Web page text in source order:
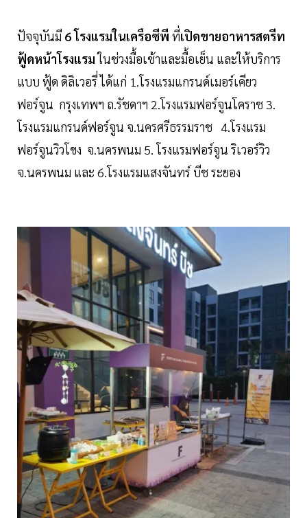
ปัจจุบันมี 6 โรงแรมในเครือซีพี ที่เปิดขายอาหารสตรีท
ฟู้ดหน้าโรงแรมในช่วงมื้อเช้าและมื้อเย็น และให้บริการ
แบบ ฟู้ด ดิลิเวอรี่ ได้แก่ 1.โรงแรมแกรนด์เมอร์เคียว
ฟอร์จูน กรุงเทพฯ ถ.รัชดาฯ 2.โรงแรมฟอร์จูนโคราช 3.
โรงแรมแกรนด์ฟอร์จูน จ.นครศรีธรรมราช 4.โรงแรม
ฟอร์จูนวิวโขง จ.นครพนม 5. โรงแรมฟอร์จูน ริเวอร์วิว
จ.นครพนม และ 6.โรงแรมแสงจันทร์ บีช ระยอง